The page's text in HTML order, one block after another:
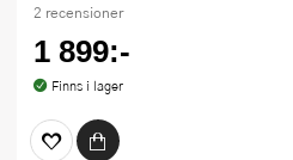
2 recensioner
1 899:-
Finns i lager